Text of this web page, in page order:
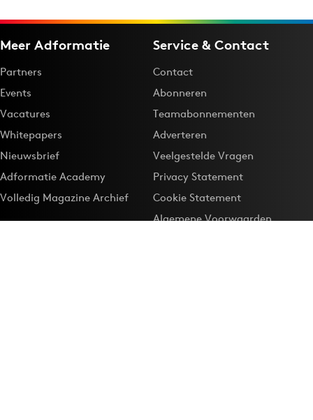
Meer Adformatie
Partners
Events
Vacatures
Whitepapers
Nieuwsbrief
Adformatie Academy
Volledig Magazine Archief
Service & Contact
Contact
Abonneren
Teamabonnementen
Adverteren
Veelgestelde Vragen
Privacy Statement
Cookie Statement
Algemene Voorwaarden